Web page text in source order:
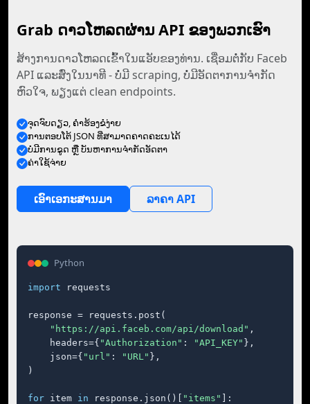
Grab ດາວໂຫລດຜ່ານ API ຂອງພວກເຮົາ
ສ້າງການດາວໂຫລດເຂົ້າໃນແອັບຂອງທ່ານ. ເຊື່ອມຕໍ່ກັບ Faceb
API ແລະສົ່ງໃນນາທີ - ບໍ່ມີ scraping, ບໍ່ມີອັດຕາການຈໍາກັດ
ຫົວໃຈ, ພຽງແຕ່ clean endpoints.
ຈຸດ​ຈົບ​ດຽວ, ຄໍາຮ້ອງຂໍ​ງ່າຍ
ການ​ຕອບ​ໂຕ້ JSON ທີ່​ສາມາດ​ຄາດ​ຄະເນ​ໄດ້
ບໍ່ມີ​ການ​ຂູດ ຫຼື ບັນຫາ​ການ​ຈຳກັດ​ອັດຕາ
ຄ່າໃຊ້ຈ່າຍ
ເອົາ​ເອກະສານ​ມາ ລາຄາ API
Python
import requests
response = requests.post(
"https://api.faceb.com/api/download" ,
    headers={
"Authorization" : "API_KEY" },
    json={
"url" : "URL" },
)
for item in response.json()[ "items"
]: